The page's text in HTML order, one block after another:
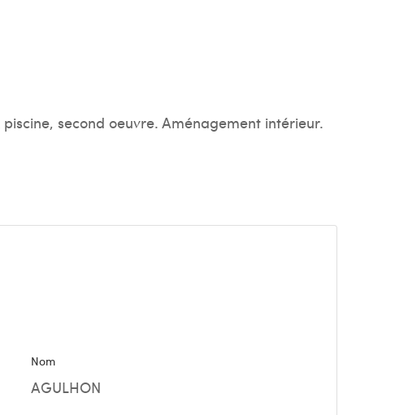
second oeuvre. Aménagement intérieur.
Nom
AGULHON